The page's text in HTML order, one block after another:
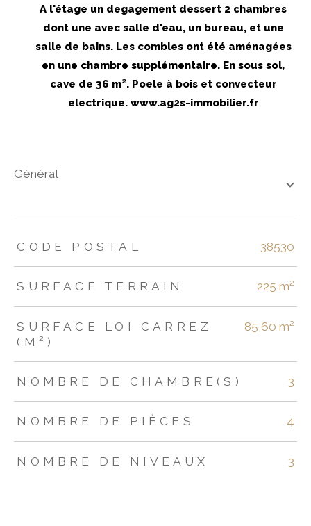
A l'étage un degagement dessert 2 chambres
dont une avec salle d'eau, un bureau, et une
salle de bains. Les combles ont été aménagées
en une chambre supplémentaire. En sous sol,
cave de 36 m². Poele à bois et convecteur
electrique. www.ag2s-immobilier.fr
général
TRAD_ZEPHYR_Caracteristique TRAD_ZEPHYR_Valeurs
CODE POSTAL 38530
SURFACE TERRAIN 225 m²
SURFACE LOI CARREZ
(M²)
85,60 m²
NOMBRE DE CHAMBRE(S) 3
NOMBRE DE PIÈCES 4
NOMBRE DE NIVEAUX 3